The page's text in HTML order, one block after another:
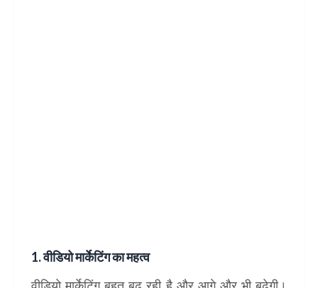
1. वीडियो मार्केटिंग का महत्व